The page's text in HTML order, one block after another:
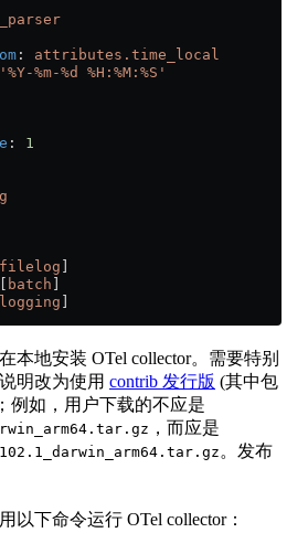
: attributes.time_local
'%Y-%m-%d %H:%M:%S'
: 1
filelog ]
batch ]
logging ]
在本地安装 OTel collector。需要特别
明改为使用 contrib 发行版 (其中包
例如，用户下载的不应是
，而应是
。发布
以下命令运行 OTel collector：